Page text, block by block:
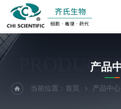
产品
当前位置：首页 产品中心